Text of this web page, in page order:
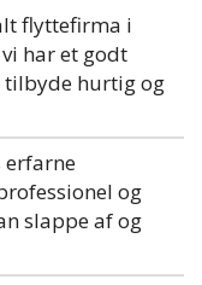
flyttefirma i
har et godt
tilbyde hurtig og
erfarne
og
slappe af og